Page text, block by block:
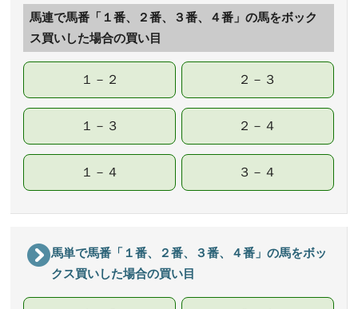
馬連で馬番「１番、２番、３番、４番」の馬をボック
ス買いした場合の買い目
１－２ ２－３
１－３ ２－４
１－４ ３－４
馬単で馬番「１番、２番、３番、４番」の馬をボッ
クス買いした場合の買い目